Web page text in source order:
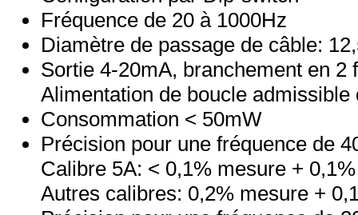
Fréquence de 20 à 1000Hz
Diamètre de passage de câble:
Sortie 4-20mA, branchement en 2
Alimentation de boucle admissible
Consommation < 50mW
Précision pour une fréquence de
Calibre 5A: < 0,1% mesure +
Autres calibres: 0,2% mesure +